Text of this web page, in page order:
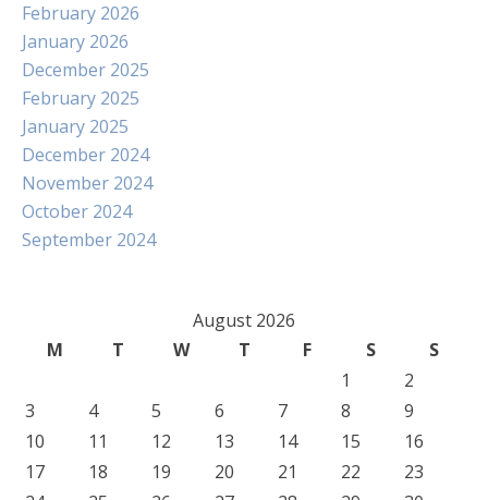
February 2026
January 2026
December 2025
February 2025
January 2025
December 2024
November 2024
October 2024
September 2024
August 2026
M
T W T F S
S
1
2
3
4 5 6 7 8
9
10
11 12 13 14 15
16
17
18 19 20 21 22
23